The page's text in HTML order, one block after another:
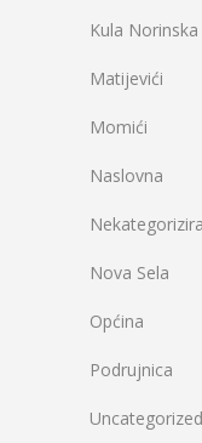
Kula Norinska
Matijevići
Momići
Naslovna
Nova Sela
Općina
Podrujnica
Uncategorized